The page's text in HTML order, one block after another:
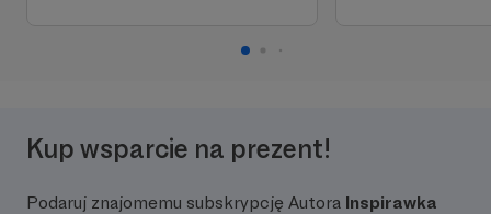
Kup wsparcie na prezent!
Podaruj znajomemu subskrypcję Autora Inspirawka